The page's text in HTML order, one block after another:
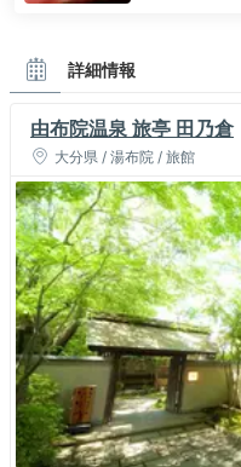
詳細情報
由布院温泉 旅亭 田乃倉
大分県 / 湯布院 / 旅館